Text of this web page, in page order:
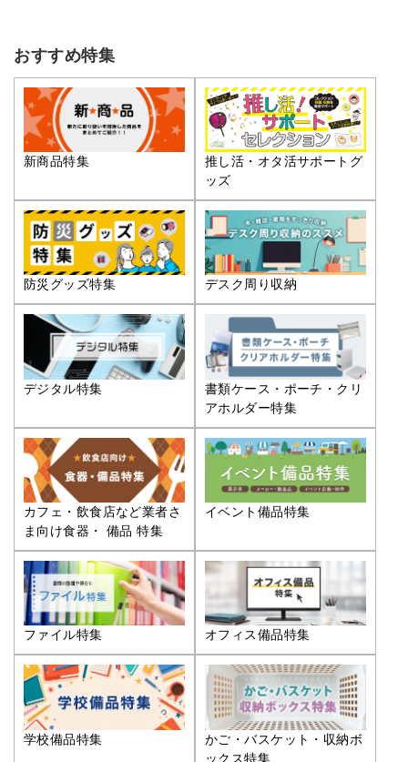
おすすめ特集
新商品特集
推し活・オタ活サポートグ
ッズ
防災グッズ特集 デスク周り収納
デジタル特集
書類ケース・ポーチ・クリ
アホルダー特集
カフェ・飲食店など業者さ
ま向け食器・ 備品 特集
イベント備品特集
ファイル特集 オフィス備品特集
学校備品特集
かご・バスケット・収納ボ
ックス特集